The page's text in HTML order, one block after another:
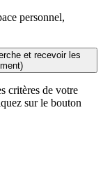
personnel,
et recevoir les
critères de votre
sur le bouton